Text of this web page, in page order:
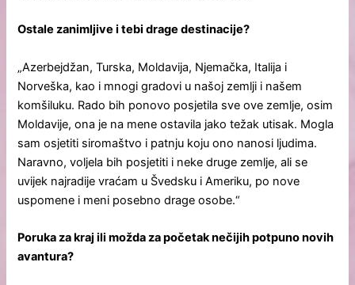
Ostale zanimljive i tebi drage destinacije?
„Azerbejdžan, Turska, Moldavija, Njemačka, Italija i
Norveška, kao i mnogi gradovi u našoj zemlji i našem
komšiluku. Rado bih ponovo posjetila sve ove zemlje, osim
Moldavije, ona je na mene ostavila jako težak utisak. Mogla
sam osjetiti siromaštvo i patnju koju ono nanosi ljudima.
Naravno, voljela bih posjetiti i neke druge zemlje, ali se
uvijek najradije vraćam u Švedsku i Ameriku, po nove
uspomene i meni posebno drage osobe.“
Poruka za kraj ili možda za početak nečijih potpuno novih
avantura?